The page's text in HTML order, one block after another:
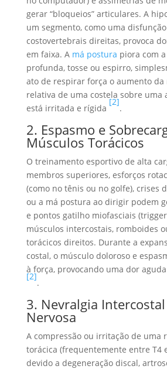
gerar “bloqueios” articulares. A
um segmento, como uma
costovertebrais direitas, provoca
em faixa. A má postura piora com
profunda, tosse ou espirro,
ato de respirar força o aumento
relativa de uma costela sobre uma
está irritada e rígida
[2]
.
2. Espasmo e
Músculos Torácicos
O treinamento esportivo de alta
membros superiores, esforços
(como no tênis ou no golfe), crises
ou a má postura ao dirigir podem
e pontos gatilho miofasciais
músculos intercostais, romboides
torácicos direitos. Durante a
costal, o músculo doloroso e
à força, provocando uma dor aguda
[2]
.
3. Nevralgia
Nervosa
A compressão ou irritação de uma
torácica (frequentemente entre T4
devido a degeneração discal,